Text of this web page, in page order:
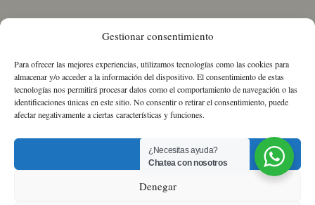
Gestionar consentimiento
Para ofrecer las mejores experiencias, utilizamos tecnologías como las cookies para
almacenar y/o acceder a la información del dispositivo. El consentimiento de estas
tecnologías nos permitirá procesar datos como el comportamiento de navegación o las
identificaciones únicas en este sitio. No consentir o retirar el consentimiento, puede
afectar negativamente a ciertas características y funciones.
Aceptar
Denegar
específicos.
VOLVER A LA TIENDA
Política de Cookies
Política
¿Necesitas ayuda?
Chatea con nosotros